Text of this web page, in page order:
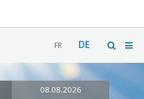
FR DE
08.08.2026